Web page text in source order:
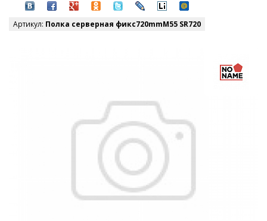
Артикул: Полка серверная фикс720mmM55 SR720